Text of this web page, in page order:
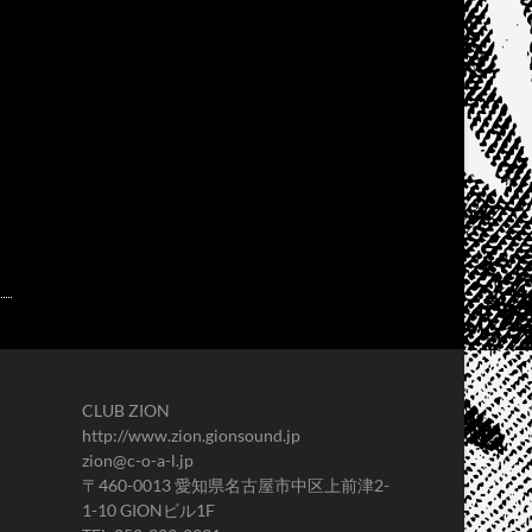
CLUB ZION
http://www.zion.gionsound.jp
zion@c-o-a-l.jp
〒460-0013 愛知県名古屋市中区上前津2-
1-10 GIONビル1F